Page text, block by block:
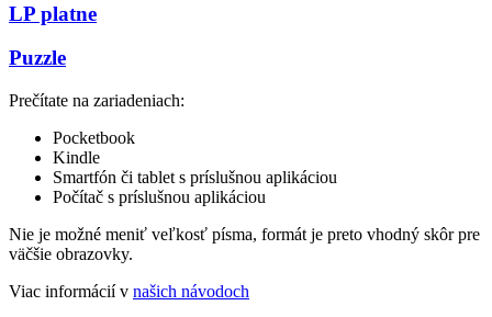
LP platne
Puzzle
Prečítate na zariadeniach:
Pocketbook
Kindle
Smartfón či tablet s príslušnou aplikáciou
Počítač s príslušnou aplikáciou
Nie je možné meniť veľkosť písma, formát je preto vhodný skôr pre
väčšie obrazovky.
Viac informácií v našich návodoch